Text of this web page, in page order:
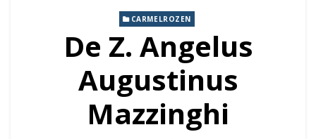
CARMELROZEN
De Z. Angelus
Augustinus
Mazzinghi